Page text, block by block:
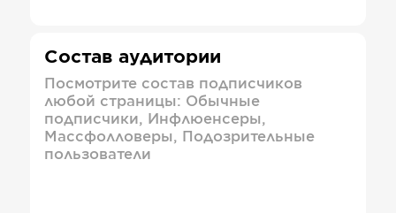
Состав аудитории
Посмотрите состав подписчиков
любой страницы: Обычные
подписчики, Инфлюенсеры,
Массфолловеры, Подозрительные
пользователи